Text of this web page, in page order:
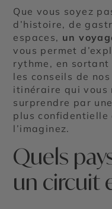
Que vous soyez
d’histoire, de
espaces, un
vous permet
rythme, en
les conseils de
itinéraire qui vous
surprendre par
plus confidentielle
l’imaginez.
Quels
un circuit